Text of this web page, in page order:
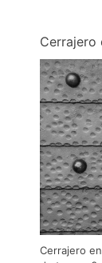
Cerrajero
Cerrajero